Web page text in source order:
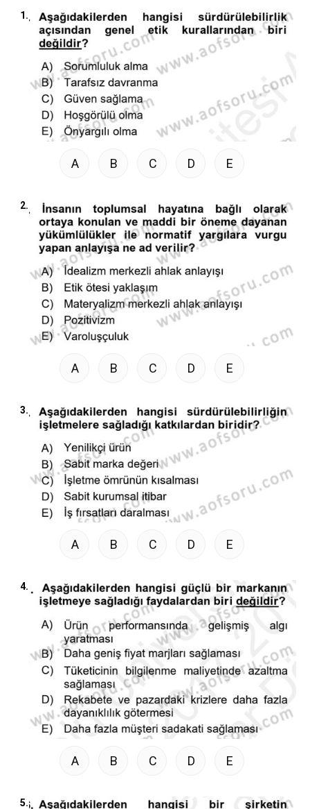
1.
A B C D E
2.
A B C D E
3.
A B C D E
4.
A B C D E
5.